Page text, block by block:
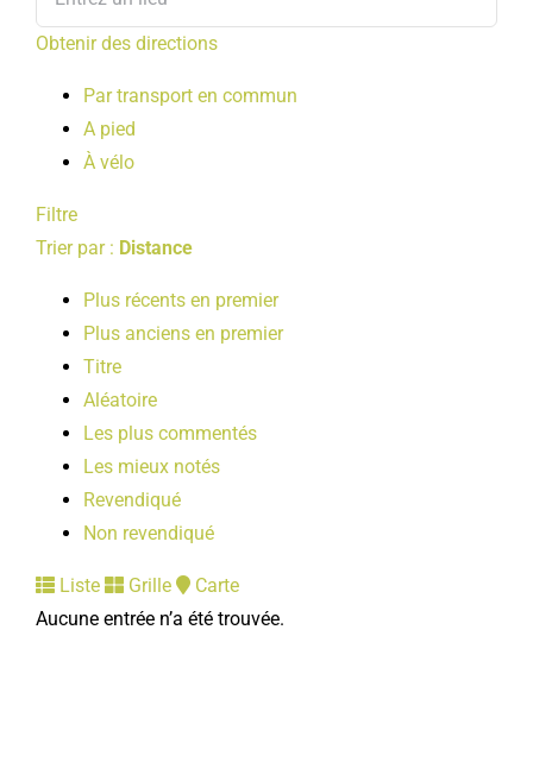
Obtenir des directions
Par transport en commun
A pied
À vélo
Filtre
Trier par : Distance
Plus récents en premier
Plus anciens en premier
Titre
Aléatoire
Les plus commentés
Les mieux notés
Revendiqué
Non revendiqué
Liste Grille
Carte
Aucune entrée n’a été trouvée.